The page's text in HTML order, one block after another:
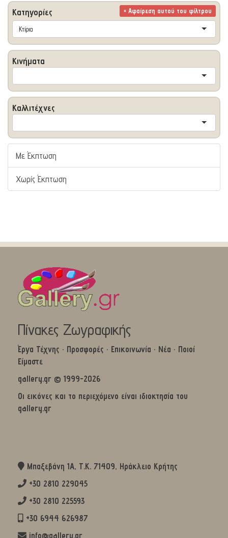
Κατηγορίες × Αφαίρεση αυτού του φίλτρου
Κτίρια
Κινήματα
Καλλιτέχνες
Με Έκπτωση
Χωρίς Έκπτωση
Πίνακες Ζωγραφικής
Έργα Τέχνης · Προσφορές · Επικοινωνία · Νέα · Ποιοί
Είμαστε
gallery.gr © 1999-2026
Οι εικόνες και το περιεχόμενο είναι ιδιοκτησία του
gallery.gr
Μπαξεβάνη 1Α, Τ.Κ. 71409, Ηράκλειο Κρήτης
+30 2810 229045
+30 2810 225593
+30 6944 626987
info@gallery.gr